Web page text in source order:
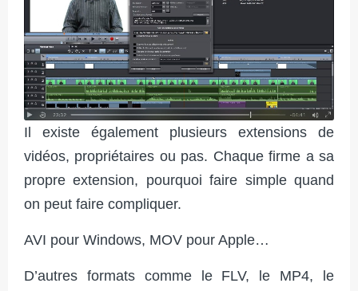
Il existe également plusieurs extensions de
vidéos, propriétaires ou pas. Chaque firme a sa
propre extension, pourquoi faire simple quand
on peut faire compliquer.
AVI pour Windows, MOV pour Apple…
D’autres formats comme le FLV, le MP4, le